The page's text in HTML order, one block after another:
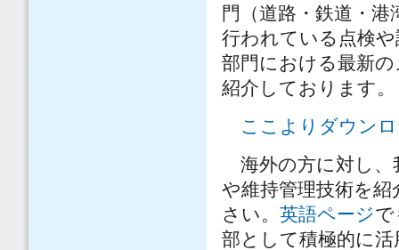
門（道路・鉄道・
行われている点検
部門における最新
紹介しております。
ここよりダウン
海外の方に対し、
や維持管理技術を
さい。 英語ページで
部として積極的に